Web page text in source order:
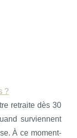
?
retraite dès 30
surviennent
À ce moment-